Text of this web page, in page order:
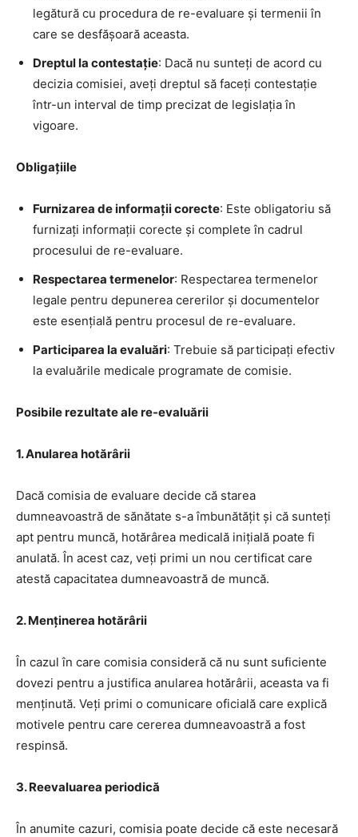
legătură cu procedura de re-evaluare și termenii în
care se desfășoară aceasta.
Dreptul la contestație: Dacă nu sunteți de acord cu
decizia comisiei, aveți dreptul să faceți contestație
într-un interval de timp precizat de legislația în
vigoare.
Obligațiile
Furnizarea de informații corecte: Este obligatoriu să
furnizați informații corecte și complete în cadrul
procesului de re-evaluare.
Respectarea termenelor: Respectarea termenelor
legale pentru depunerea cererilor și documentelor
este esențială pentru procesul de re-evaluare.
Participarea la evaluări: Trebuie să participați efectiv
la evaluările medicale programate de comisie.
Posibile rezultate ale re-evaluării
1. Anularea hotărârii
Dacă comisia de evaluare decide că starea
dumneavoastră de sănătate s-a îmbunătățit și că sunteți
apt pentru muncă, hotărârea medicală inițială poate fi
anulată. În acest caz, veți primi un nou certificat care
atestă capacitatea dumneavoastră de muncă.
2. Menținerea hotărârii
În cazul în care comisia consideră că nu sunt suficiente
dovezi pentru a justifica anularea hotărârii, aceasta va fi
menținută. Veți primi o comunicare oficială care explică
motivele pentru care cererea dumneavoastră a fost
respinsă.
3. Reevaluarea periodică
În anumite cazuri, comisia poate decide că este necesară